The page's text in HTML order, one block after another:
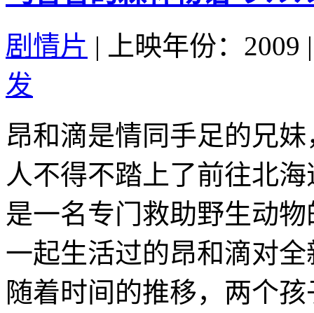
剧情片 | 上映年份：2009 |
发
昂和滴是情同手足的兄
人不得不踏上了前往北
是一名专门救助野生动
一起生活过的昂和滴对
随着时间的推移，两个